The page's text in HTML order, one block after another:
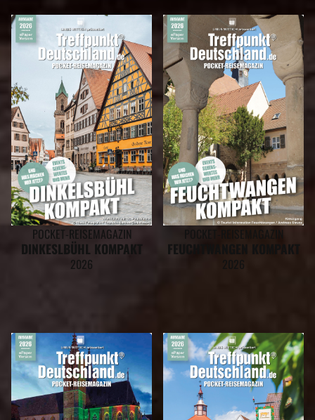
POCKET-REISEMAGAZIN
DINKESLBÜHL KOMPAKT
2026
POCKET-REISEMAGAZIN
FEUCHTWANGEN KOMPAKT
2026